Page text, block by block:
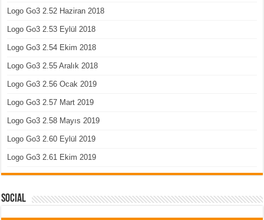
Logo Go3 2.52 Haziran 2018
Logo Go3 2.53 Eylül 2018
Logo Go3 2.54 Ekim 2018
Logo Go3 2.55 Aralık 2018
Logo Go3 2.56 Ocak 2019
Logo Go3 2.57 Mart 2019
Logo Go3 2.58 Mayıs 2019
Logo Go3 2.60 Eylül 2019
Logo Go3 2.61 Ekim 2019
Social